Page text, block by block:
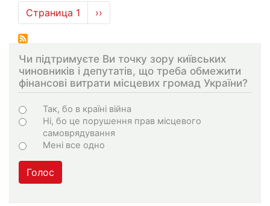
Нумерация
страниц
Страница 1
Следующая
страница
››
Чи підтримуєте Ви точку зору київських
чиновників і депутатів, що треба обмежити
фінансові витрати місцевих громад України?
Choices
Так, бо в країні війна
Ні, бо це порушення прав місцевого
самоврядування
Мені все одно
Голос